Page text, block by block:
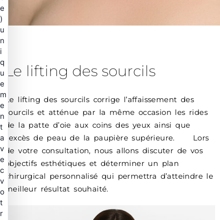
Le lifting des sourcils
Le lifting des sourcils corrige l’affaissement des
sourcils et atténue par la même occasion les rides
de la patte d’oie aux coins des yeux ainsi que
l’excès de peau de la paupière supérieure. Lors
de votre consultation, nous allons discuter de vos
objectifs esthétiques et déterminer un plan
chirurgical personnalisé qui permettra d’atteindre le
meilleur résultat souhaité.
e
)
u
n
i
q
u
e
m
e
n
t
a
v
e
c
v
o
t
r